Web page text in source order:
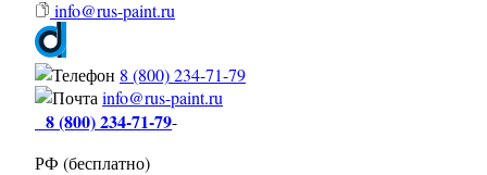
info@rus-paint.ru
8 (800) 234-71-79
info@rus-paint.ru
8 (800) 234-71-79-
РФ (бесплатно)